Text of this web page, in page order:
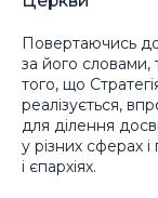
Повертаючись
за його
того, що
реалізується,
для ділення
у різних сферах
і єпархіях.